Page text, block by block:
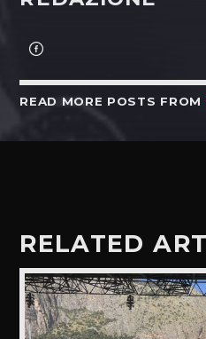
READ MORE POSTS FROM
RELATED